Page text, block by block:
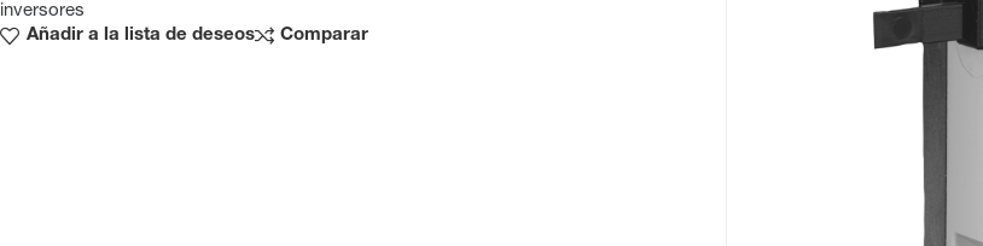
inversores
Añadir a la lista de deseos
Comparar